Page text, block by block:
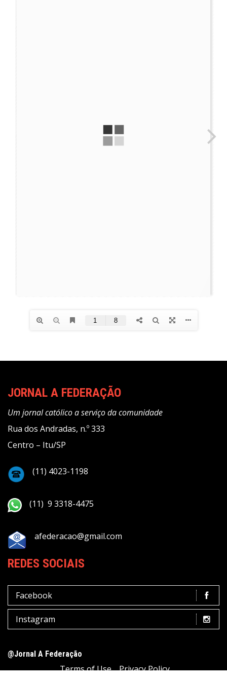
JORNAL A FEDERAÇÃO
Um jornal católico a serviço da comunidade
Rua dos Andradas, n.º 333
Centro – Itu/SP
(11) 4023-1198
(11) 9 3318-4475
afederacao@gmail.com
REDES SOCIAIS
Facebook
Instagram
@Jornal A Federação
Terms of Use
Privacy Policy